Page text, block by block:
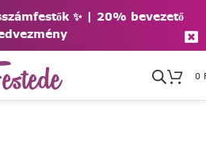
✨ | 20% bevezető
0